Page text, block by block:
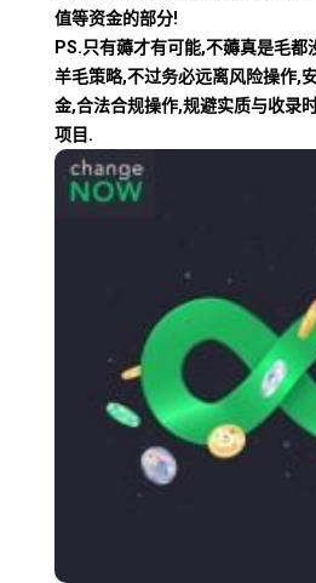
值等资金的部分!
PS.只有薅才有可能,不薅真是毛都
羊毛策略,不过务必远离风险操作,
金,合法合规操作,规避实质与收录
项目.